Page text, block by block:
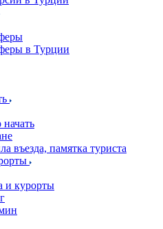
в Турции
въезда, памятка туриста
и курорты